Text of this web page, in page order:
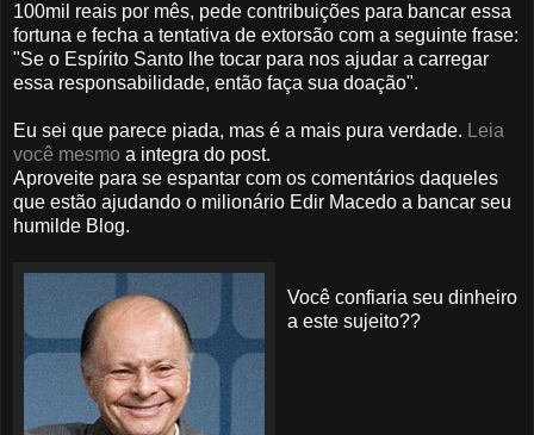
100mil reais por mês, pede contribuições para bancar essa
fortuna e fecha a tentativa de extorsão com a seguinte frase:
"Se o Espírito Santo lhe tocar para nos ajudar a carregar
essa responsabilidade, então faça sua doação".
Eu sei que parece piada, mas é a mais pura verdade. Leia
você mesmo a integra do post.
Aproveite para se espantar com os comentários daqueles
que estão ajudando o milionário Edir Macedo a bancar seu
humilde Blog.
Você confiaria seu dinheiro
a este sujeito??